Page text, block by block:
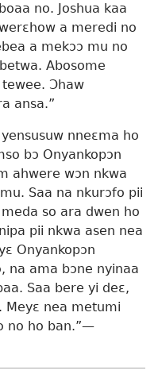
no. Joshua kaa
a meredi no
a mekɔɔ mu no
Abosome
Ɔhaw
ansa.”
nneɛma ho
bɔ Onyankopɔn
ahwere wɔn nkwa
Saa na nkurɔfo pii
so ara dwen ho
pii nkwa asen nea
Onyankopɔn
na ama bɔne nyinaa
Saa bere yi deɛ,
Meyɛ nea metumi
no ho ban.”—